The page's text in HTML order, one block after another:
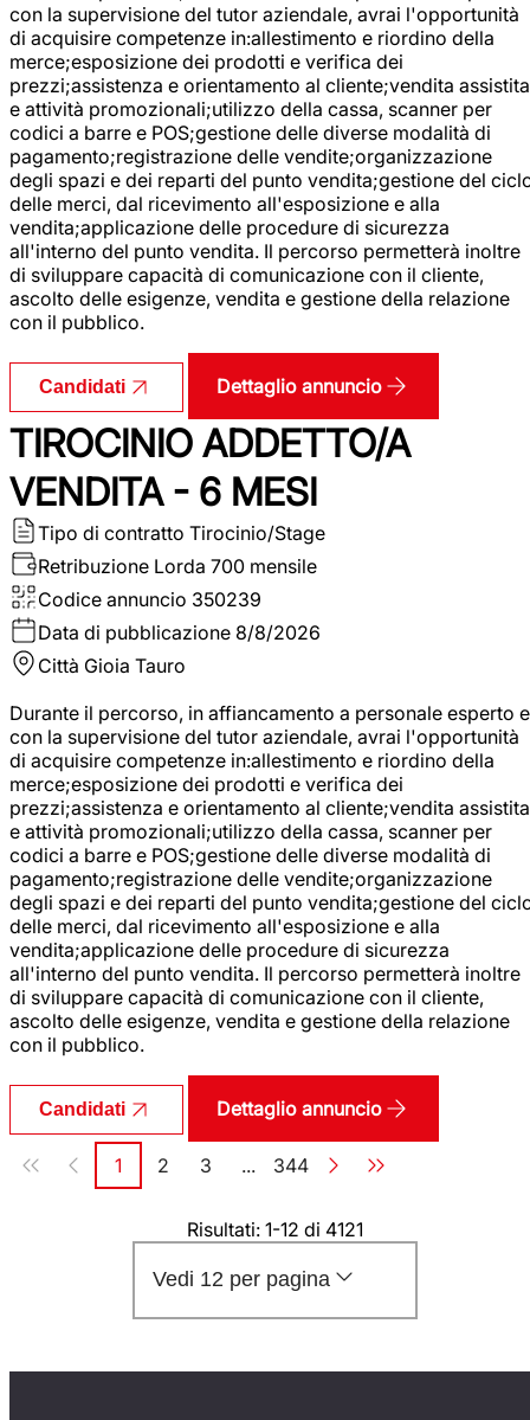
con la supervisione del tutor aziendale, avrai l'opportunità
di acquisire competenze in:allestimento e riordino della
merce;esposizione dei prodotti e verifica dei
prezzi;assistenza e orientamento al cliente;vendita assistita
e attività promozionali;utilizzo della cassa, scanner per
codici a barre e POS;gestione delle diverse modalità di
pagamento;registrazione delle vendite;organizzazione
degli spazi e dei reparti del punto vendita;gestione del
delle merci, dal ricevimento all'esposizione e alla
vendita;applicazione delle procedure di sicurezza
all'interno del punto vendita. Il percorso permetterà inoltre
di sviluppare capacità di comunicazione con il cliente,
ascolto delle esigenze, vendita e gestione della relazione
con il pubblico.
Candidati Dettaglio annuncio
TIROCINIO ADDETTO/A
VENDITA - 6 MESI
Tipo di contratto Tirocinio/Stage
Retribuzione Lorda 700 mensile
Codice annuncio 350239
Data di pubblicazione 8/8/2026
Città Gioia Tauro
Durante il percorso, in affiancamento a personale esperto e
con la supervisione del tutor aziendale, avrai l'opportunità
di acquisire competenze in:allestimento e riordino della
merce;esposizione dei prodotti e verifica dei
prezzi;assistenza e orientamento al cliente;vendita assistita
e attività promozionali;utilizzo della cassa, scanner per
codici a barre e POS;gestione delle diverse modalità di
pagamento;registrazione delle vendite;organizzazione
degli spazi e dei reparti del punto vendita;gestione del
delle merci, dal ricevimento all'esposizione e alla
vendita;applicazione delle procedure di sicurezza
all'interno del punto vendita. Il percorso permetterà inoltre
di sviluppare capacità di comunicazione con il cliente,
ascolto delle esigenze, vendita e gestione della relazione
con il pubblico.
Candidati Dettaglio annuncio
Paginazione
Pagina
1 Pagina
2 Pagina
3 ... Pagina
344
Risultati: 1-12 di 4121
Vedi 12 per pagina